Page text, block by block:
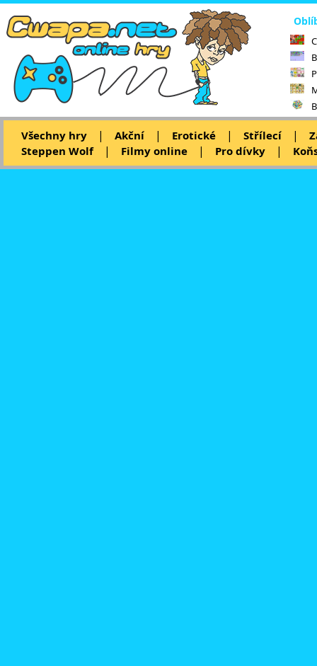
Všechny hry | Akční | Erotické | Střílecí |
Steppen Wolf
| Filmy online | Pro dívky |